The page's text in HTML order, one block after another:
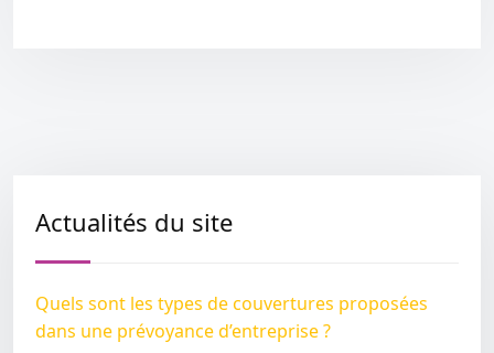
Actualités du site
Quels sont les types de couvertures proposées
dans une prévoyance d’entreprise ?